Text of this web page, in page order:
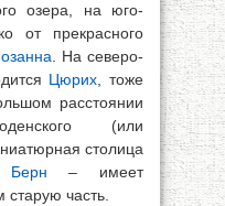
озера, на юго-
от прекрасного
. На северо-
Цюрих , тоже
расстоянии
(или
столица
Берн – имеет
часть.